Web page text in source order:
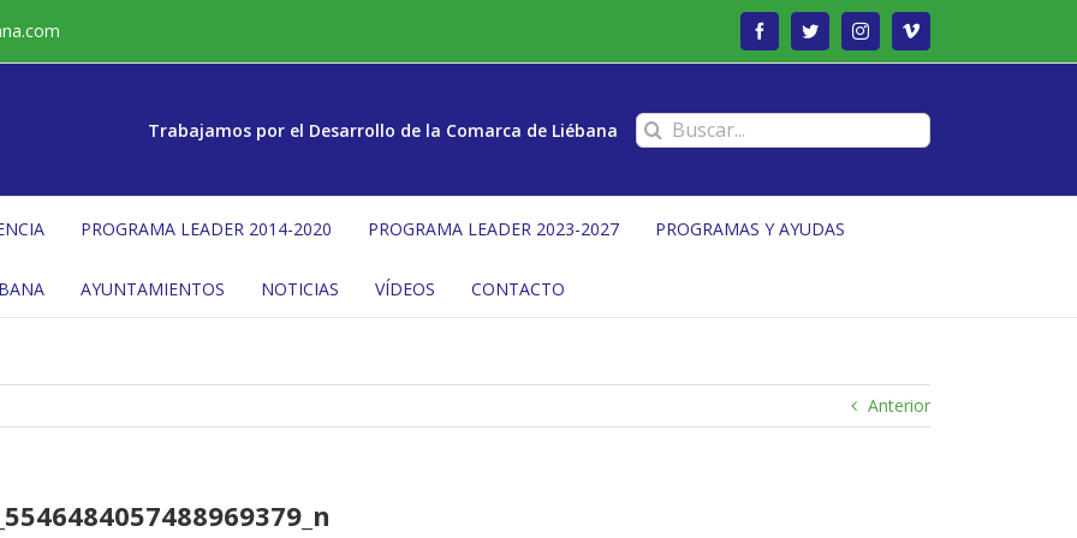
FacebookTwitterInstagramVimeo
Trabajamos por el Desarrollo de la Comarca de Liébana Buscar:
PROGRAMA LEADER 2014-2020 PROGRAMA LEADER 2023-2027 PROGRAMAS Y AYUDAS
AYUNTAMIENTOS NOTICIAS VÍDEOS CONTACTO
Anterior